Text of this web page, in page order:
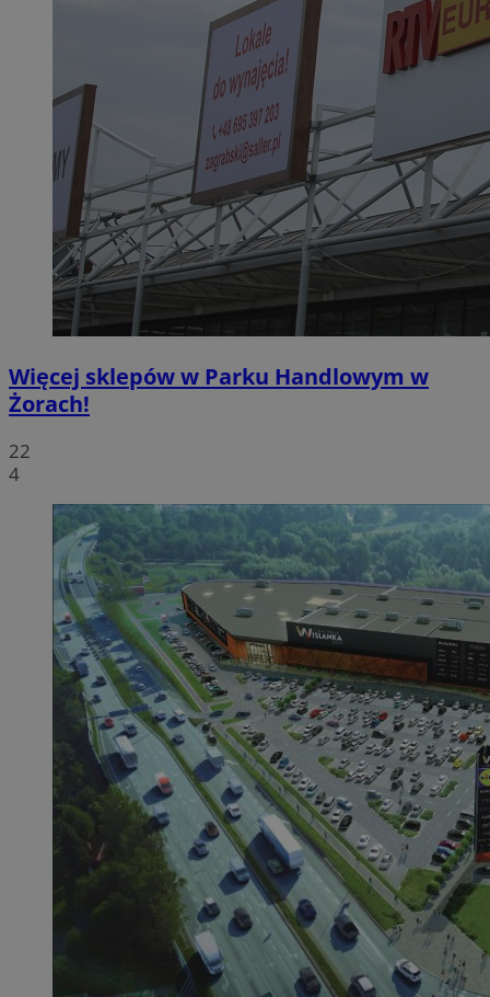
Więcej sklepów w Parku Handlowym w
Żorach!
22
4